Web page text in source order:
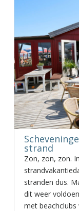
strand
Zon, zon, zon.
stranden dus.
dit weer
met